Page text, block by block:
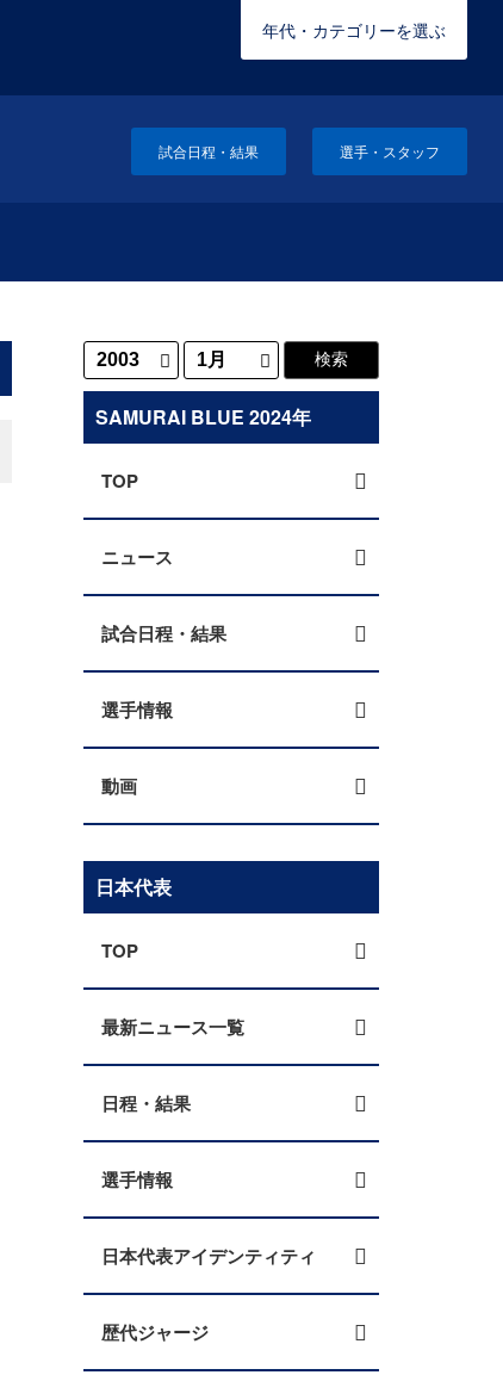
年代・カテゴリーを選ぶ
試合日程・結果 選手・スタッフ
SAMURAI BLUE 2024年
TOP
ニュース
試合日程・結果
選手情報
動画
日本代表
TOP
最新ニュース一覧
日程・結果
選手情報
日本代表アイデンティティ
歴代ジャージ